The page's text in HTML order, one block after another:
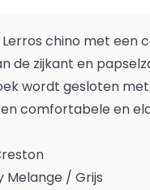
Lerros chino met een
de zijkant en
wordt gesloten
comfortabele en
Melange / Grijs